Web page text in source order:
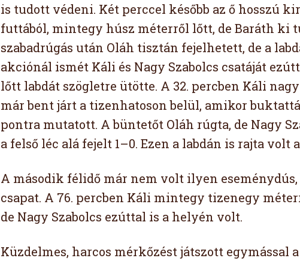
is tudott védeni. Két perccel később az ő hosszú
futtából, mintegy húsz méterről lőtt, de Baráth ki
szabadrúgás után Oláh tisztán fejelhetett, de a
akciónál ismét Káli és Nagy Szabolcs csatáját
lőtt labdát szögletre ütötte. A 32. percben Káli
már bent járt a tizenhatoson belül, amikor
pontra mutatott. A büntetőt Oláh rúgta, de Nagy
a felső léc alá fejelt 1–0. Ezen a labdán is rajta volt
A második félidő már nem volt ilyen
csapat. A 76. percben Káli mintegy tizenegy
de Nagy Szabolcs ezúttal is a helyén volt.
Küzdelmes, harcos mérkőzést játszott egymással